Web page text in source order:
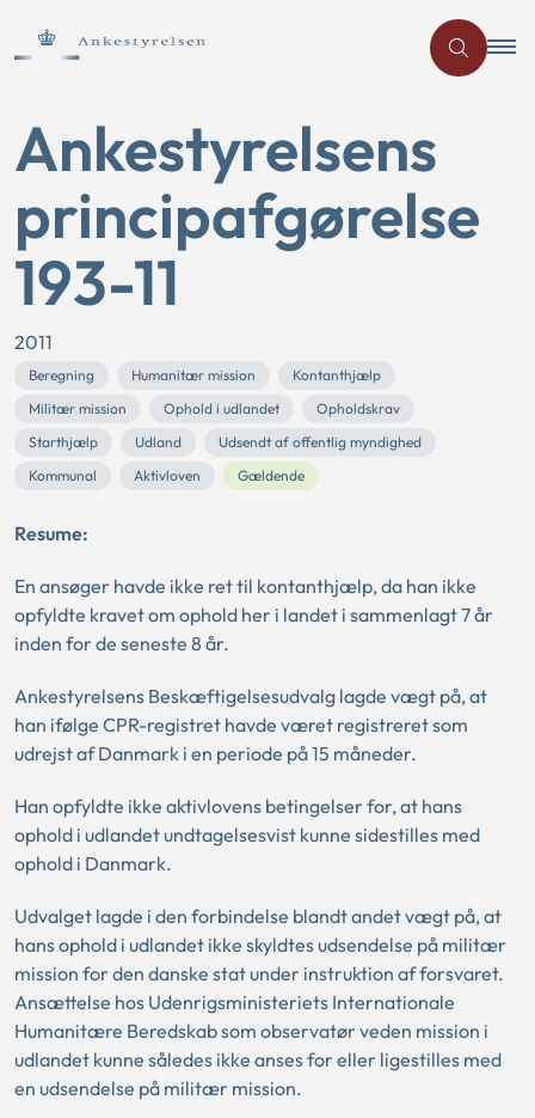
Ankestyrelsens
principafgørelse
193-11
2011
Beregning Humanitær mission
Kontanthjælp
Militær mission
Ophold i udlandet
Opholdskrav
Starthjælp
Udland
Udsendt af offentlig myndighed
Kommunal
Aktivloven Gældende
Resume:
En ansøger havde ikke ret til kontanthjælp, da han ikke
opfyldte kravet om ophold her i landet i sammenlagt 7 år
inden for de seneste 8 år.
Ankestyrelsens Beskæftigelsesudvalg lagde vægt på, at
han ifølge CPR-registret havde været registreret som
udrejst af Danmark i en periode på 15 måneder.
Han opfyldte ikke aktivlovens betingelser for, at hans
ophold i udlandet undtagelsesvist kunne sidestilles med
ophold i Danmark.
Udvalget lagde i den forbindelse blandt andet vægt på, at
hans ophold i udlandet ikke skyldtes udsendelse på militær
mission for den danske stat under instruktion af forsvaret.
Ansættelse hos Udenrigsministeriets Internationale
Humanitære Beredskab som observatør veden mission i
udlandet kunne således ikke anses for eller ligestilles med
en udsendelse på militær mission.